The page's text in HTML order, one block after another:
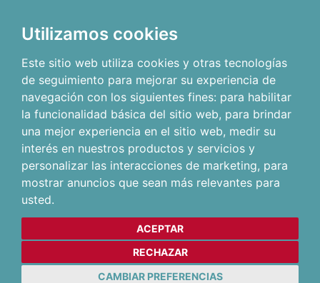
Utilizamos cookies
Este sitio web utiliza cookies y otras tecnologías
de seguimiento para mejorar su experiencia de
navegación con los siguientes fines: para habilitar
la funcionalidad básica del sitio web, para brindar
una mejor experiencia en el sitio web, medir su
interés en nuestros productos y servicios y
personalizar las interacciones de marketing, para
mostrar anuncios que sean más relevantes para
usted.
ACEPTAR
RECHAZAR
CAMBIAR PREFERENCIAS